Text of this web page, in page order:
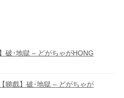
】破･地獄 – どがちゃがHONG
【睇戲】破･地獄 – どがちゃが